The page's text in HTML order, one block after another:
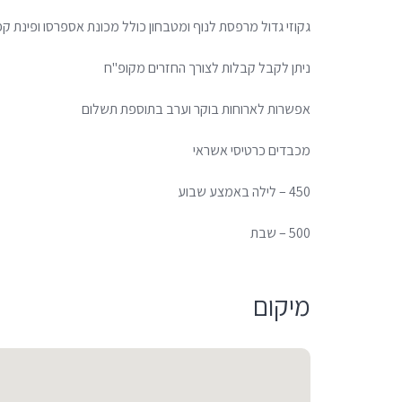
גקוזי גדול מרפסת לנוף ומטבחון כולל מכונת אספרסו
ניתן לקבל קבלות לצורך החזרים מקופ"ח
אפשרות לארוחות בוקר וערב בתוספת תשלום
מכבדים כרטיסי אשראי
450 – לילה באמצע שבוע
500 – שבת
מיקום